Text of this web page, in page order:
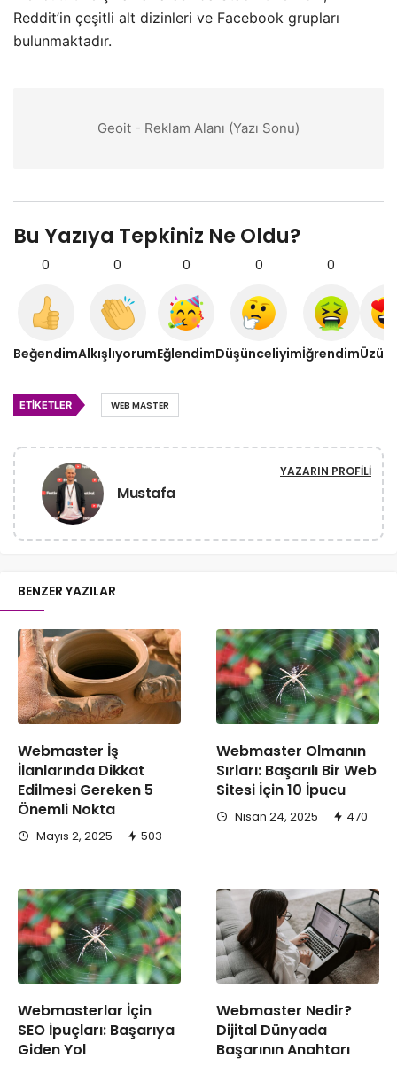
Reddit’in çeşitli alt dizinleri ve Facebook grupları
bulunmaktadır.
Geoit - Reklam Alanı (Yazı Sonu)
Bu Yazıya Tepkiniz Ne Oldu?
0
Beğendim
0
Alkışlıyorum
0
Eğlendim
0
Düşünceliyim
0
İğrendim
ETIKETLER WEB MASTER
Mustafa
YAZARIN PROFILI
BENZER YAZILAR
Webmaster İş
İlanlarında Dikkat
Edilmesi Gereken 5
Önemli Nokta
Mayıs 2, 2025 503
Webmaster Olmanın
Sırları: Başarılı Bir Web
Sitesi İçin 10 İpucu
Nisan 24, 2025 470
Webmasterlar İçin
SEO İpuçları: Başarıya
Giden Yol
Webmaster Nedir?
Dijital Dünyada
Başarının Anahtarı